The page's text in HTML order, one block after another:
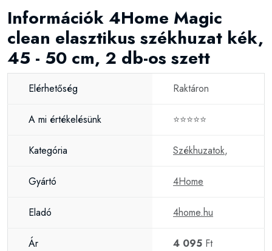
Információk 4Home Magic
clean elasztikus székhuzat kék,
45 - 50 cm, 2 db-os szett
Elérhetőség Raktáron
A mi értékelésünk ⭐⭐⭐⭐⭐
Kategória Székhuzatok,
Gyártó 4Home
Eladó 4home.hu
Ár 4 095 Ft